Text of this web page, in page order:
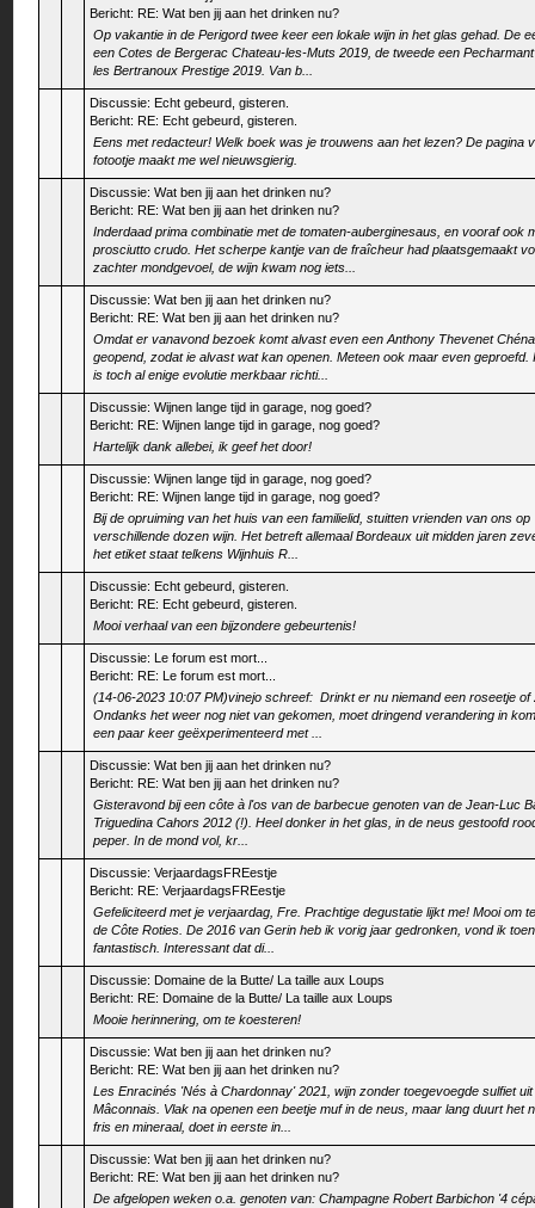
Bericht: RE: Wat ben jij aan het drinken nu?
Op vakantie in de Perigord twee keer een lokale wijn in het glas gehad. De
een Cotes de Bergerac Chateau-les-Muts 2019, de tweede een
les Bertranoux Prestige 2019. Van b...
Discussie: Echt gebeurd, gisteren.
Bericht: RE: Echt gebeurd, gisteren.
Eens met redacteur! Welk boek was je trouwens aan het lezen? De pagina
fotootje maakt me wel nieuwsgierig.
Discussie:Wat ben jij aan het drinken nu?
Bericht: RE: Wat ben jij aan het drinken nu?
Inderdaad prima combinatie met de tomaten-auberginesaus, en vooraf ook
prosciutto crudo. Het scherpe kantje van de fraîcheur had plaatsgemaakt
zachter mondgevoel, de wijn kwam nog iets...
Discussie:Wat ben jij aan het drinken nu?
Bericht: RE: Wat ben jij aan het drinken nu?
Omdat er vanavond bezoek komt alvast even een Anthony Thevenet
geopend, zodat ie alvast wat kan openen. Meteen ook maar even geproefd.
is toch al enige evolutie merkbaar richti...
Discussie:Wijnen lange tijd in garage, nog goed?
Bericht: RE: Wijnen lange tijd in garage, nog goed?
Hartelijk dank allebei, ik geef het door!
Discussie:Wijnen lange tijd in garage, nog goed?
Bericht: RE: Wijnen lange tijd in garage, nog goed?
Bij de opruiming van het huis van een familielid, stuitten vrienden van ons op
verschillende dozen wijn. Het betreft allemaal Bordeaux uit midden jaren
het etiket staat telkens Wijnhuis R...
Discussie: Echt gebeurd, gisteren.
Bericht: RE: Echt gebeurd, gisteren.
Mooi verhaal van een bijzondere gebeurtenis!
Discussie: Le forum est mort...
Bericht: RE: Le forum est mort...
(14-06-2023 10:07 PM)vinejo schreef: Drinkt er nu niemand een roseetje of
Ondanks het weer nog niet van gekomen, moet dringend verandering in
een paar keer geëxperimenteerd met ...
Discussie:Wat ben jij aan het drinken nu?
Bericht: RE: Wat ben jij aan het drinken nu?
Gisteravond bij een côte à l'os van de barbecue genoten van de Jean-Luc
Triguedina Cahors 2012 (!). Heel donker in het glas, in de neus gestoofd
peper. In de mond vol, kr...
Discussie:VerjaardagsFREestje
Bericht: RE: VerjaardagsFREestje
Gefeliciteerd met je verjaardag, Fre. Prachtige degustatie lijkt me! Mooi om
de Côte Roties. De 2016 van Gerin heb ik vorig jaar gedronken, vond ik
fantastisch. Interessant dat di...
Discussie: Domaine de la Butte/ La taille aux Loups
Bericht: RE: Domaine de la Butte/ La taille aux Loups
Mooie herinnering, om te koesteren!
Discussie:Wat ben jij aan het drinken nu?
Bericht: RE: Wat ben jij aan het drinken nu?
Les Enracinés 'Nés à Chardonnay' 2021, wijn zonder toegevoegde sulfiet
Mâconnais. Vlak na openen een beetje muf in de neus, maar lang duurt het
fris en mineraal, doet in eerste in...
Discussie:Wat ben jij aan het drinken nu?
Bericht: RE: Wat ben jij aan het drinken nu?
De afgelopen weken o.a. genoten van: Champagne Robert Barbichon '4